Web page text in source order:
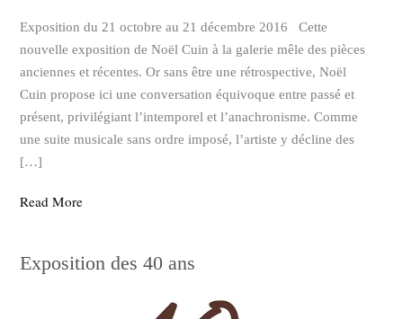
Exposition du 21 octobre au 21 décembre 2016 Cette
nouvelle exposition de Noël Cuin à la galerie mêle des pièces
anciennes et récentes. Or sans être une rétrospective, Noël
Cuin propose ici une conversation équivoque entre passé et
présent, privilégiant l’intemporel et l’anachronisme. Comme
une suite musicale sans ordre imposé, l’artiste y décline des
[…]
Read More
Exposition des 40 ans